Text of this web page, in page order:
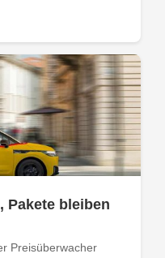
Pakete bleiben
Preisüberwacher